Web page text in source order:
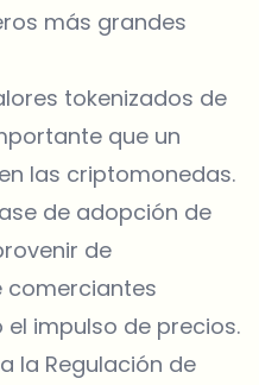
más grandes
tokenizados de
que un
las criptomonedas.
de adopción de
de
comerciantes
impulso de precios.
la Regulación de